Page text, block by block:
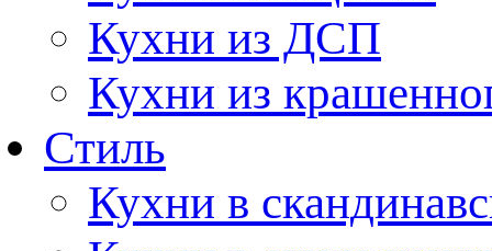
Кухни из ДСП
Кухни из
Стиль
Кухни в